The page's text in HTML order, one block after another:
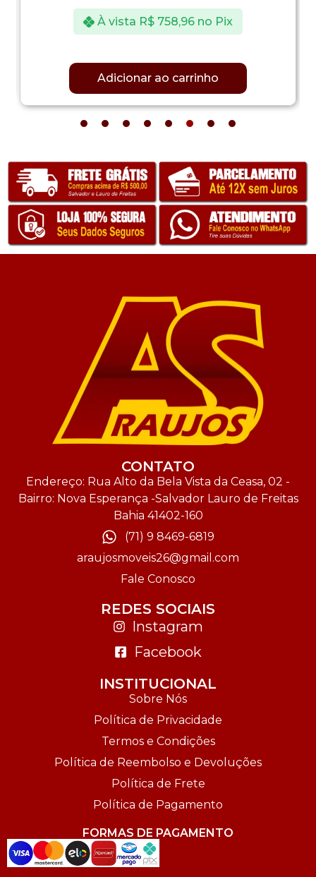
À vista R$ 758,96 no Pix
Adicionar ao carrinho
CONTATO
Endereço: Rua Alto da Bela Vista da Ceasa, 02 -
Bairro: Nova Esperança -Salvador Lauro de Freitas
Bahia 41402-160
(71) 9 8469-6819
araujosmoveis26@gmail.com
Fale Conosco
REDES SOCIAIS
Instagram
Facebook
INSTITUCIONAL
Sobre Nós
Política de Privacidade
Termos e Condições
Política de Reembolso e Devoluções
Política de Frete
Política de Pagamento
FORMAS DE PAGAMENTO